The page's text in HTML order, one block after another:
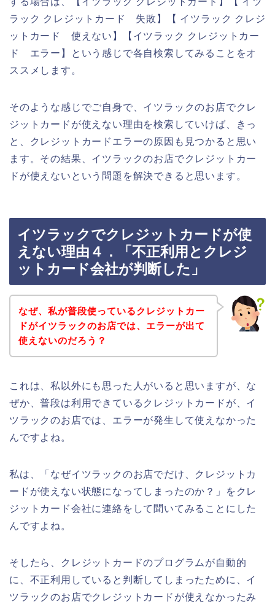
ラック クレジットカード 失敗】【 イツラック クレジ
ットカード 使えない】【イツラック クレジットカー
ド エラー】という感じで各自検索してみることをオ
ススメします。
そのような感じでご自身で、イツラックのお店でクレ
ジットカードが使えない理由を検索していけば、きっ
と、クレジットカードエラーの原因も見つかると思い
ます。その結果、イツラックのお店でクレジットカー
ドが使えないという問題を解決できると思います。
イツラックでクレジットカードが使
えない理由４．「不正利用とクレジ
ットカード会社が判断した」
なぜ、私が普段使っているクレジットカー
ドがイツラックのお店では、エラーが出て
使えないのだろう？
これは、私以外にも思った人がいると思いますが、な
ぜか、普段は利用できているクレジットカードが、イ
ツラックのお店では、エラーが発生して使えなかった
んですよね。
私は、「なぜイツラックのお店でだけ、クレジットカ
ードが使えない状態になってしまったのか？」をクレ
ジットカード会社に連絡をして聞いてみることにした
んですよね。
そしたら、クレジットカードのプログラムが自動的
に、不正利用していると判断してしまったために、イ
ツラックのお店でクレジットカードが使えなかったみ